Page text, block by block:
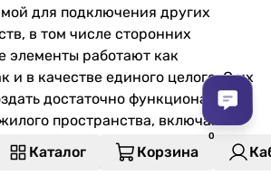
для подключения других
в том числе сторонних
элементы работают как
и в качестве единого целого. С их
достаточно функциональную
пространства, включая
Данная система, учитывая
для ознакомления с системой
Каталог Корзина